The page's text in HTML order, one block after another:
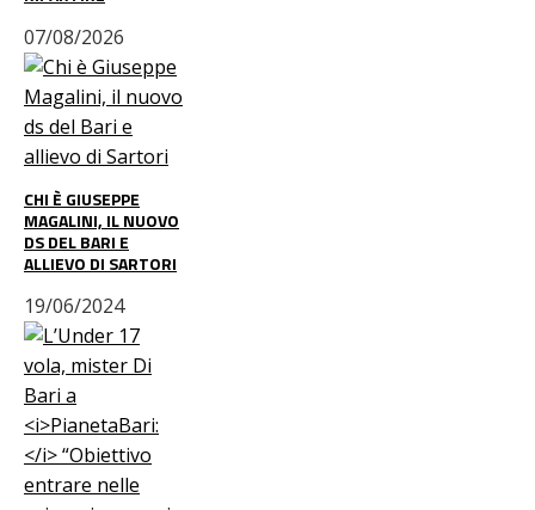
07/08/2026
CHI È GIUSEPPE
MAGALINI, IL NUOVO
DS DEL BARI E
ALLIEVO DI SARTORI
19/06/2024